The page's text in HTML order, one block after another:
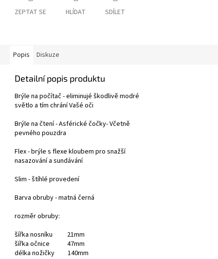
ZEPTAT SE HLÍDAT SDÍLET
Popis Diskuze
Detailní popis produktu
Brýle na počítač - eliminujé škodlivě modré
světlo a tím chrání Vašé oči
Brýle na čtení - Asférické čočky- Včetně
pevného pouzdra
Flex - brýle s flexe kloubem pro snažší
nasazování a sundávání
Slim - štíhlé provedení
Barva obruby - matná černá
rozměr obruby:
šířka nosníku 21mm
šířka očnice 47mm
délka nožičky 140mm